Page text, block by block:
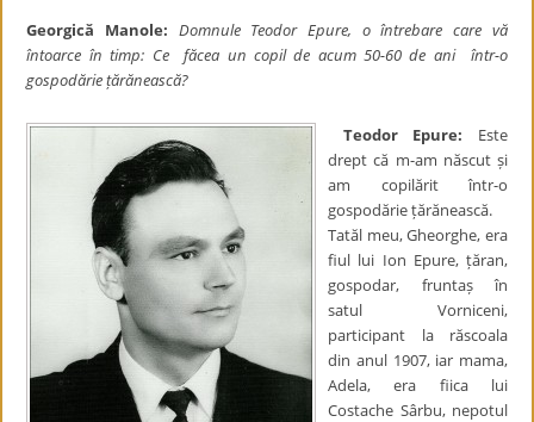
Georgică Manole: Domnule Teodor Epure, o întrebare care vă
întoarce în timp: Ce
făcea un copil de acum 50-60 de ani într-o
gospodărie țărănească?
Teodor Epure: Este
drept că m-am născut și
am copilărit într-o
gospodărie țărănească.
Tatăl meu, Gheorghe, era
fiul lui Ion Epure, țăran,
gospodar, fruntaș în
satul Vorniceni,
participant la răscoala
din anul 1907, iar mama,
Adela, era fiica lui
Costache Sârbu, nepotul